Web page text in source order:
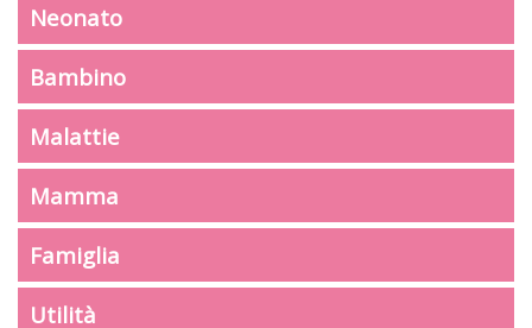
Neonato
Bambino
Malattie
Mamma
Famiglia
Utilità